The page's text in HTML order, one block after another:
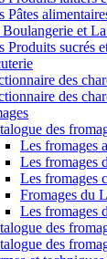
Pâtes
et La
Produits sucrés
des
des
des
Les fromages
Les fromages
Les fromages
Fromages du
Les fromages
des
des